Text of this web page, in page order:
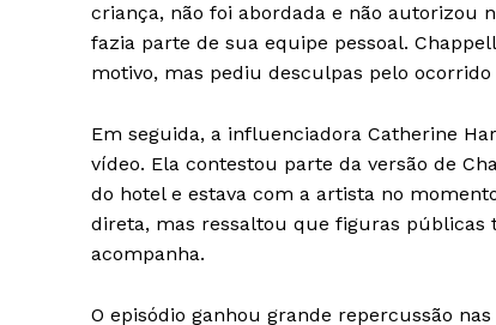
criança, não foi abordada e não autorizou
fazia parte de sua equipe pessoal.
motivo, mas pediu desculpas pelo
Em seguida, a influenciadora Catherine
vídeo. Ela contestou parte da versão de
do hotel e estava com a artista no
direta, mas ressaltou que figuras públicas
acompanha.
O episódio ganhou grande repercussão